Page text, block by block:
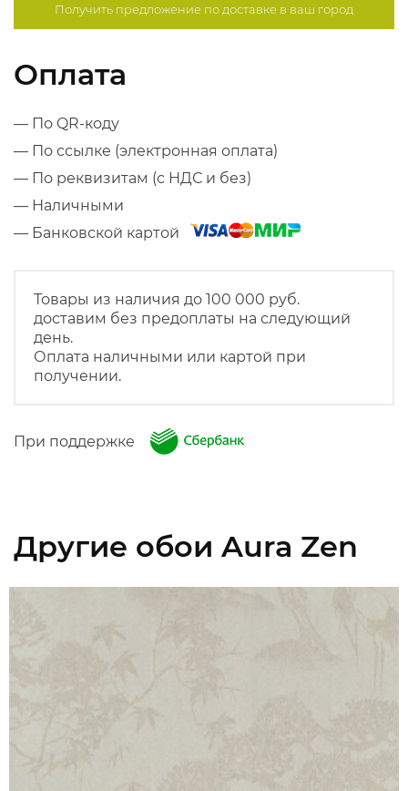
Получить предложение подоставке в ваш город
Оплата
— По QR-коду
— По ссылке (электронная оплата)
— По реквизитам (с НДС и без)
— Наличными
— Банковской картой
Товары из наличия до 100 000 руб.
доставим без предоплаты на следующий
день.
Оплата наличными или картой при
получении.
При поддержке
Другие обои Aura Zen